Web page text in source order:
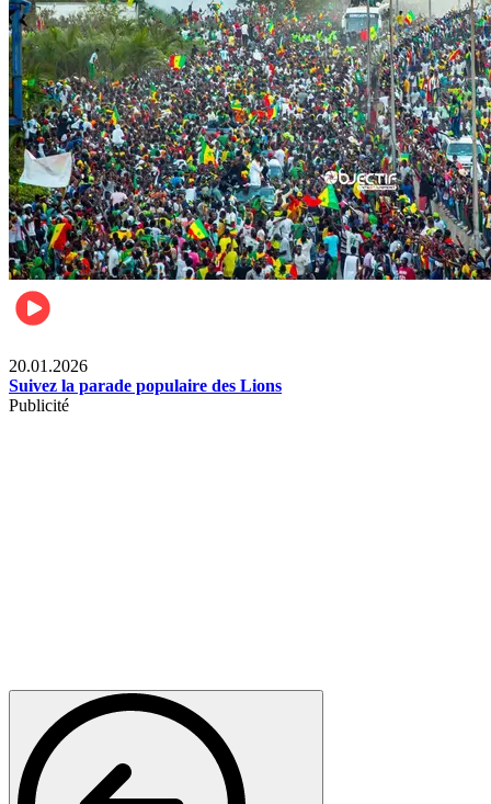
20.01.2026
Suivez la parade populaire des Lions
Publicité